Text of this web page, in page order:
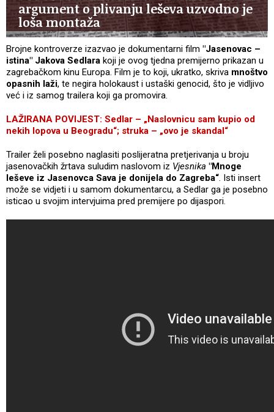
argument o plivanju leševa uzvodno je
loša montaža
Brojne kontroverze izazvao je dokumentarni film "Jasenovac –
istina" Jakova Sedlara koji je ovog tjedna premijerno prikazan u
zagrebačkom kinu Europa. Film je to koji, ukratko, skriva mnoštvo
opasnih laži, te negira holokaust i ustaški genocid, što je vidljivo
već i iz samog trailera koji ga promovira.
LAŽIRANA POVIJEST: Sedlar – „Naslovnicu sam kupio od
nekih lopova u Beogradu“; struka – „ovo je skandal“
Trailer želi posebno naglasiti poslijeratna pretjerivanja u broju
jasenovačkih žrtava suludim naslovom iz Vjesnika "Mnoge
leševe iz Jasenovca Sava je donijela do Zagreba“. Isti insert
može se vidjeti i u samom dokumentarcu, a Sedlar ga je posebno
isticao u svojim intervjuima pred premijere po dijaspori.